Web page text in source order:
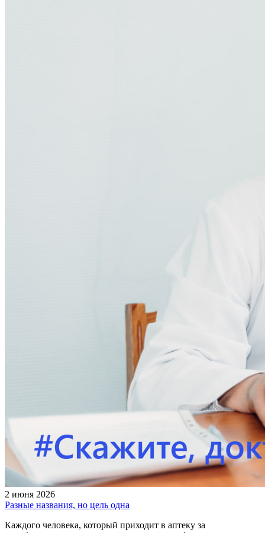
2 июня 2026
Разные названия, но цель одна
Каждого человека, который приходит в аптеку за